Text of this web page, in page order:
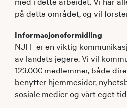
på dette området, og vil
Informasjonsformidling
NJFF er en viktig
av landets jegere. Vi vil
123.000 medlemmer, både
benytter hjemmesider,
sosiale medier og vårt eget